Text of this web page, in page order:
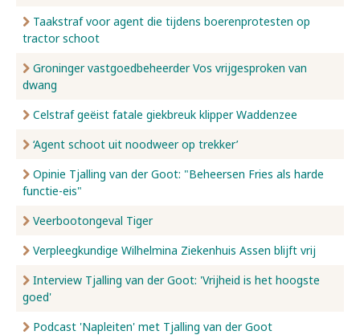
Taakstraf voor agent die tijdens boerenprotesten op
tractor schoot
Groninger vastgoedbeheerder Vos vrijgesproken van
dwang
Celstraf geëist fatale giekbreuk klipper Waddenzee
‘Agent schoot uit noodweer op trekker’
Opinie Tjalling van der Goot: "Beheersen Fries als harde
functie-eis"
Veerbootongeval Tiger
Verpleegkundige Wilhelmina Ziekenhuis Assen blijft vrij
Interview Tjalling van der Goot: 'Vrijheid is het hoogste
goed'
Podcast 'Napleiten' met Tjalling van der Goot